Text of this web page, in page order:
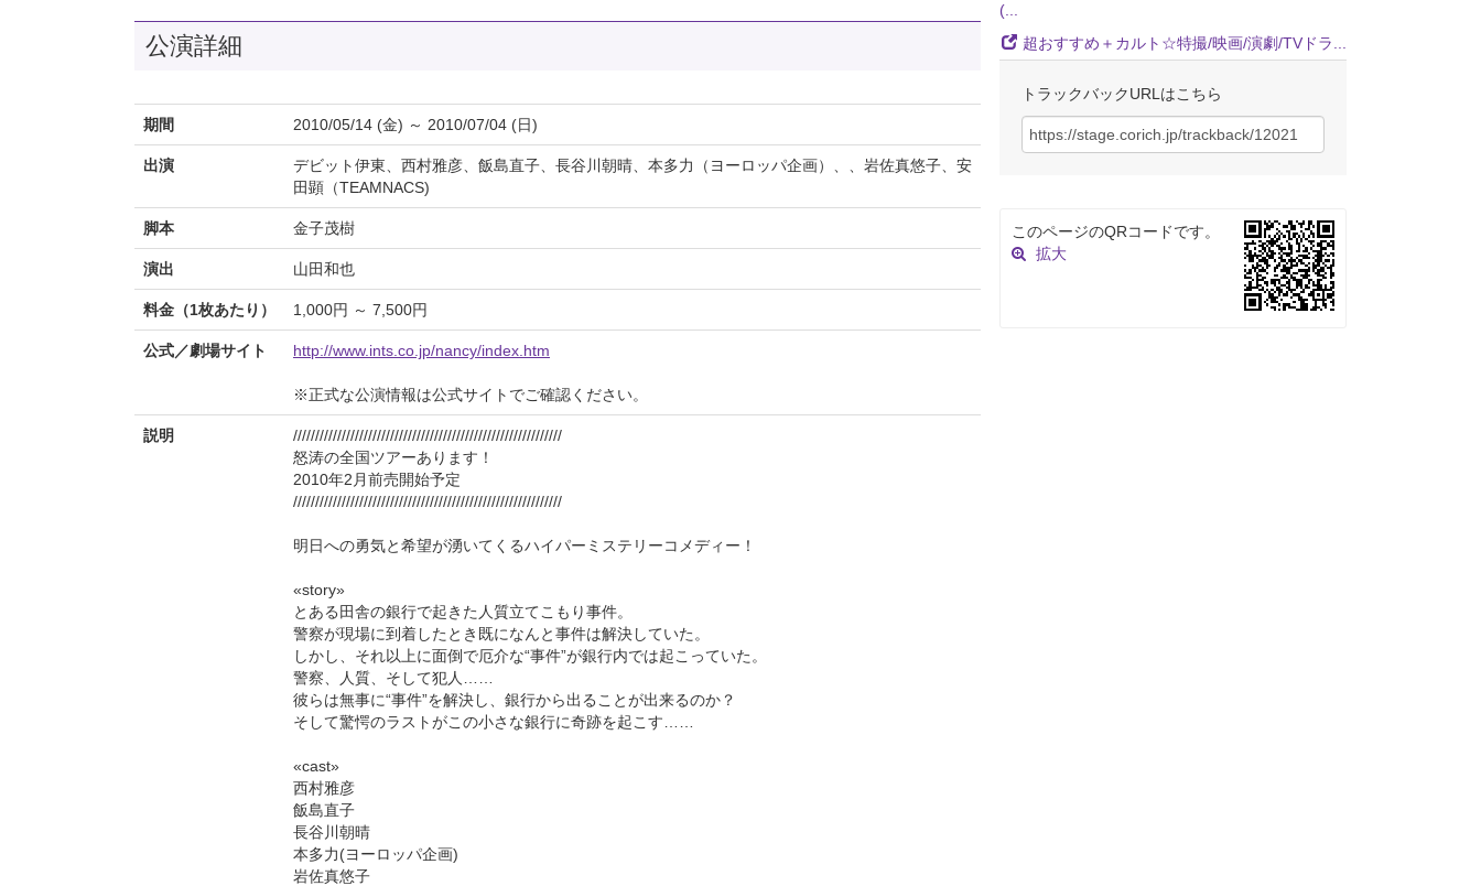
公演詳細
期間 2010/05/14 (金) ～ 2010/07/04 (日)
出演
デビット伊東、西村雅彦、飯島直子、長谷川朝晴、本多力（ヨーロッパ企画）、、岩佐真悠子、安
田顕（TEAMNACS)
脚本 金子茂樹
演出 山田和也
料金（1枚あたり） 1,000円 ～ 7,500円
公式／劇場サイト http://www.ints.co.jp/nancy/index.htm
※正式な公演情報は公式サイトでご確認ください。
説明
/////////////////////////////////////////////////////////////
怒涛の全国ツアーあります！
2010年2月前売開始予定
/////////////////////////////////////////////////////////////
明日への勇気と希望が湧いてくるハイパーミステリーコメディー！
«story»
とある田舎の銀行で起きた人質立てこもり事件。
警察が現場に到着したとき既になんと事件は解決していた。
しかし、それ以上に面倒で厄介な“事件”が銀行内では起こっていた。
警察、人質、そして犯人……
彼らは無事に“事件”を解決し、銀行から出ることが出来るのか？
そして驚愕のラストがこの小さな銀行に奇跡を起こす……
«cast»
西村雅彦
飯島直子
長谷川朝晴
本多力(ヨーロッパ企画)
岩佐真悠子
(...
超おすすめ＋カルト☆特撮/映画/演劇/TVドラ...
トラックバックURLはこちら
このページのQRコードです。
拡大